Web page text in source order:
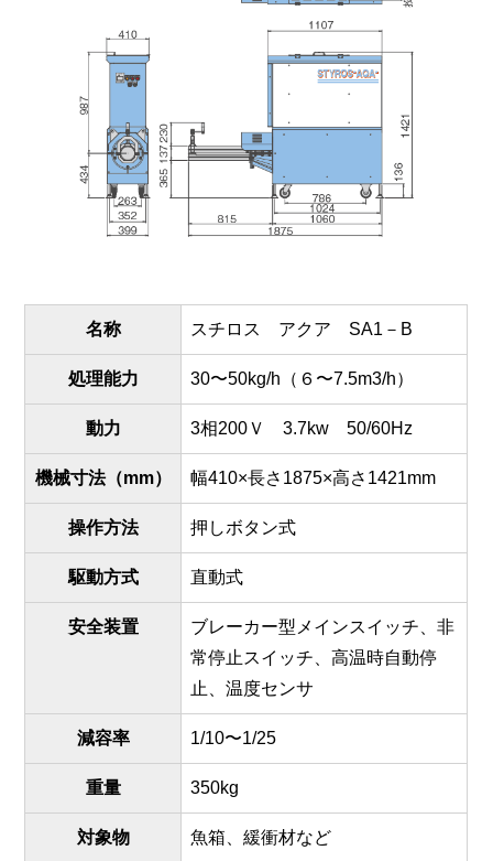
名称 スチロス アクア SA1－B
処理能力 30〜50kg/h（６〜7.5m3/h）
動力 3相200Ｖ 3.7kw 50/60Hz
機械寸法（mm） 幅410×長さ1875×高さ1421mm
操作方法 押しボタン式
駆動方式 直動式
安全装置
ブレーカー型メインスイッチ、非
常停止スイッチ、高温時自動停
止、温度センサ
減容率 1/10〜1/25
重量 350kg
対象物 魚箱、緩衝材など